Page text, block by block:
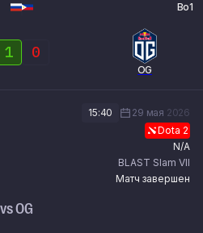
Bo1
1 0
OG
15:40 29 мая 2026
Dota 2
N/A
BLAST Slam VII
Матч завершен
vsOG